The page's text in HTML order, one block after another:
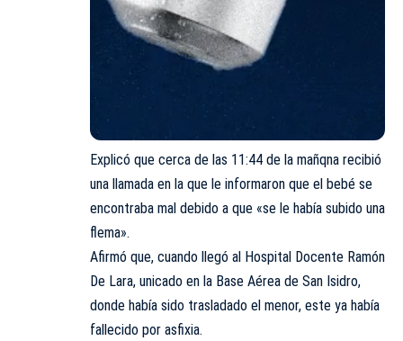
Explicó que cerca de las 11:44 de la mañqna recibió
una llamada en la que le informaron que el bebé se
encontraba mal debido a que «se le había subido una
flema».
Afirmó que, cuando llegó al Hospital Docente Ramón
De Lara, unicado en la Base Aérea de San Isidro,
donde había sido trasladado el menor, este ya había
fallecido por asfixia.